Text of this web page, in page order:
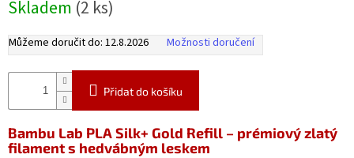
Skladem (2 ks)
Můžeme doručit do: 12.8.2026 Možnosti doručení
Přidat do košíku
Bambu Lab PLA Silk+ Gold Refill – prémiový zlatý
filament s hedvábným leskem